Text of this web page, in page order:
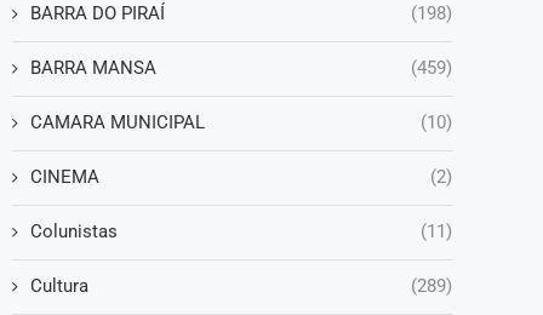
BARRA DO PIRAÍ (198)
BARRA MANSA (459)
CAMARA MUNICIPAL (10)
CINEMA (2)
Colunistas (11)
Cultura (289)